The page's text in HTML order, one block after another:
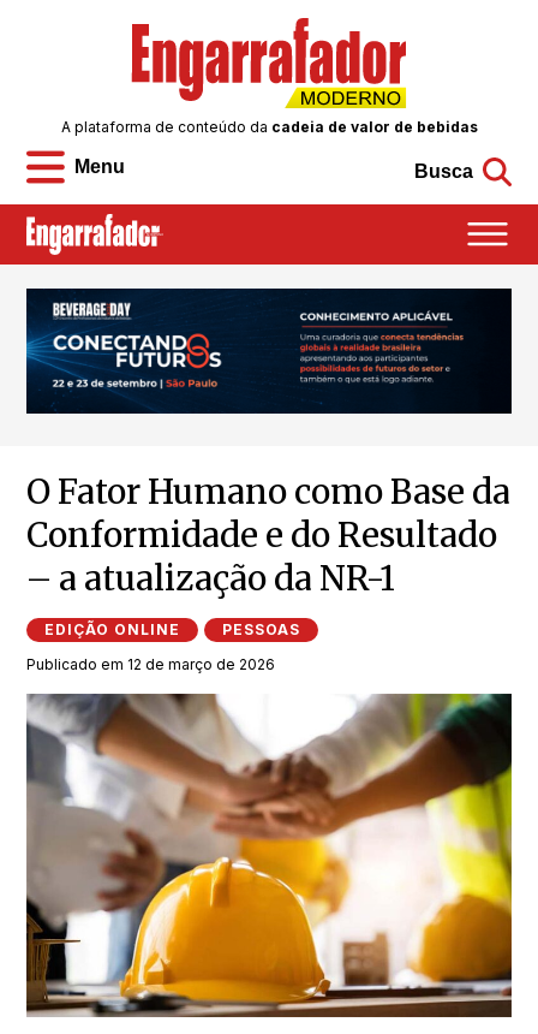
Menu
A plataforma de conteúdo da cadeia de valor de bebidas
Busca
O Fator Humano como Base da
Conformidade e do Resultado
– a atualização da NR-1
EDIÇÃO ONLINE
PESSOAS
Publicado em 12 de março de 2026